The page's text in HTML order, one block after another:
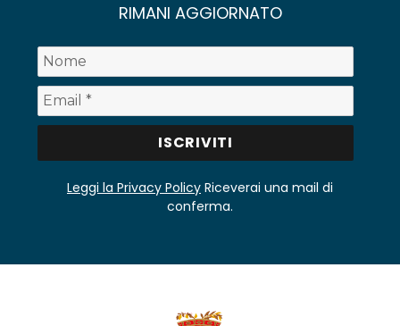
RIMANI AGGIORNATO
Leggi la Privacy Policy Riceverai una mail di
conferma.